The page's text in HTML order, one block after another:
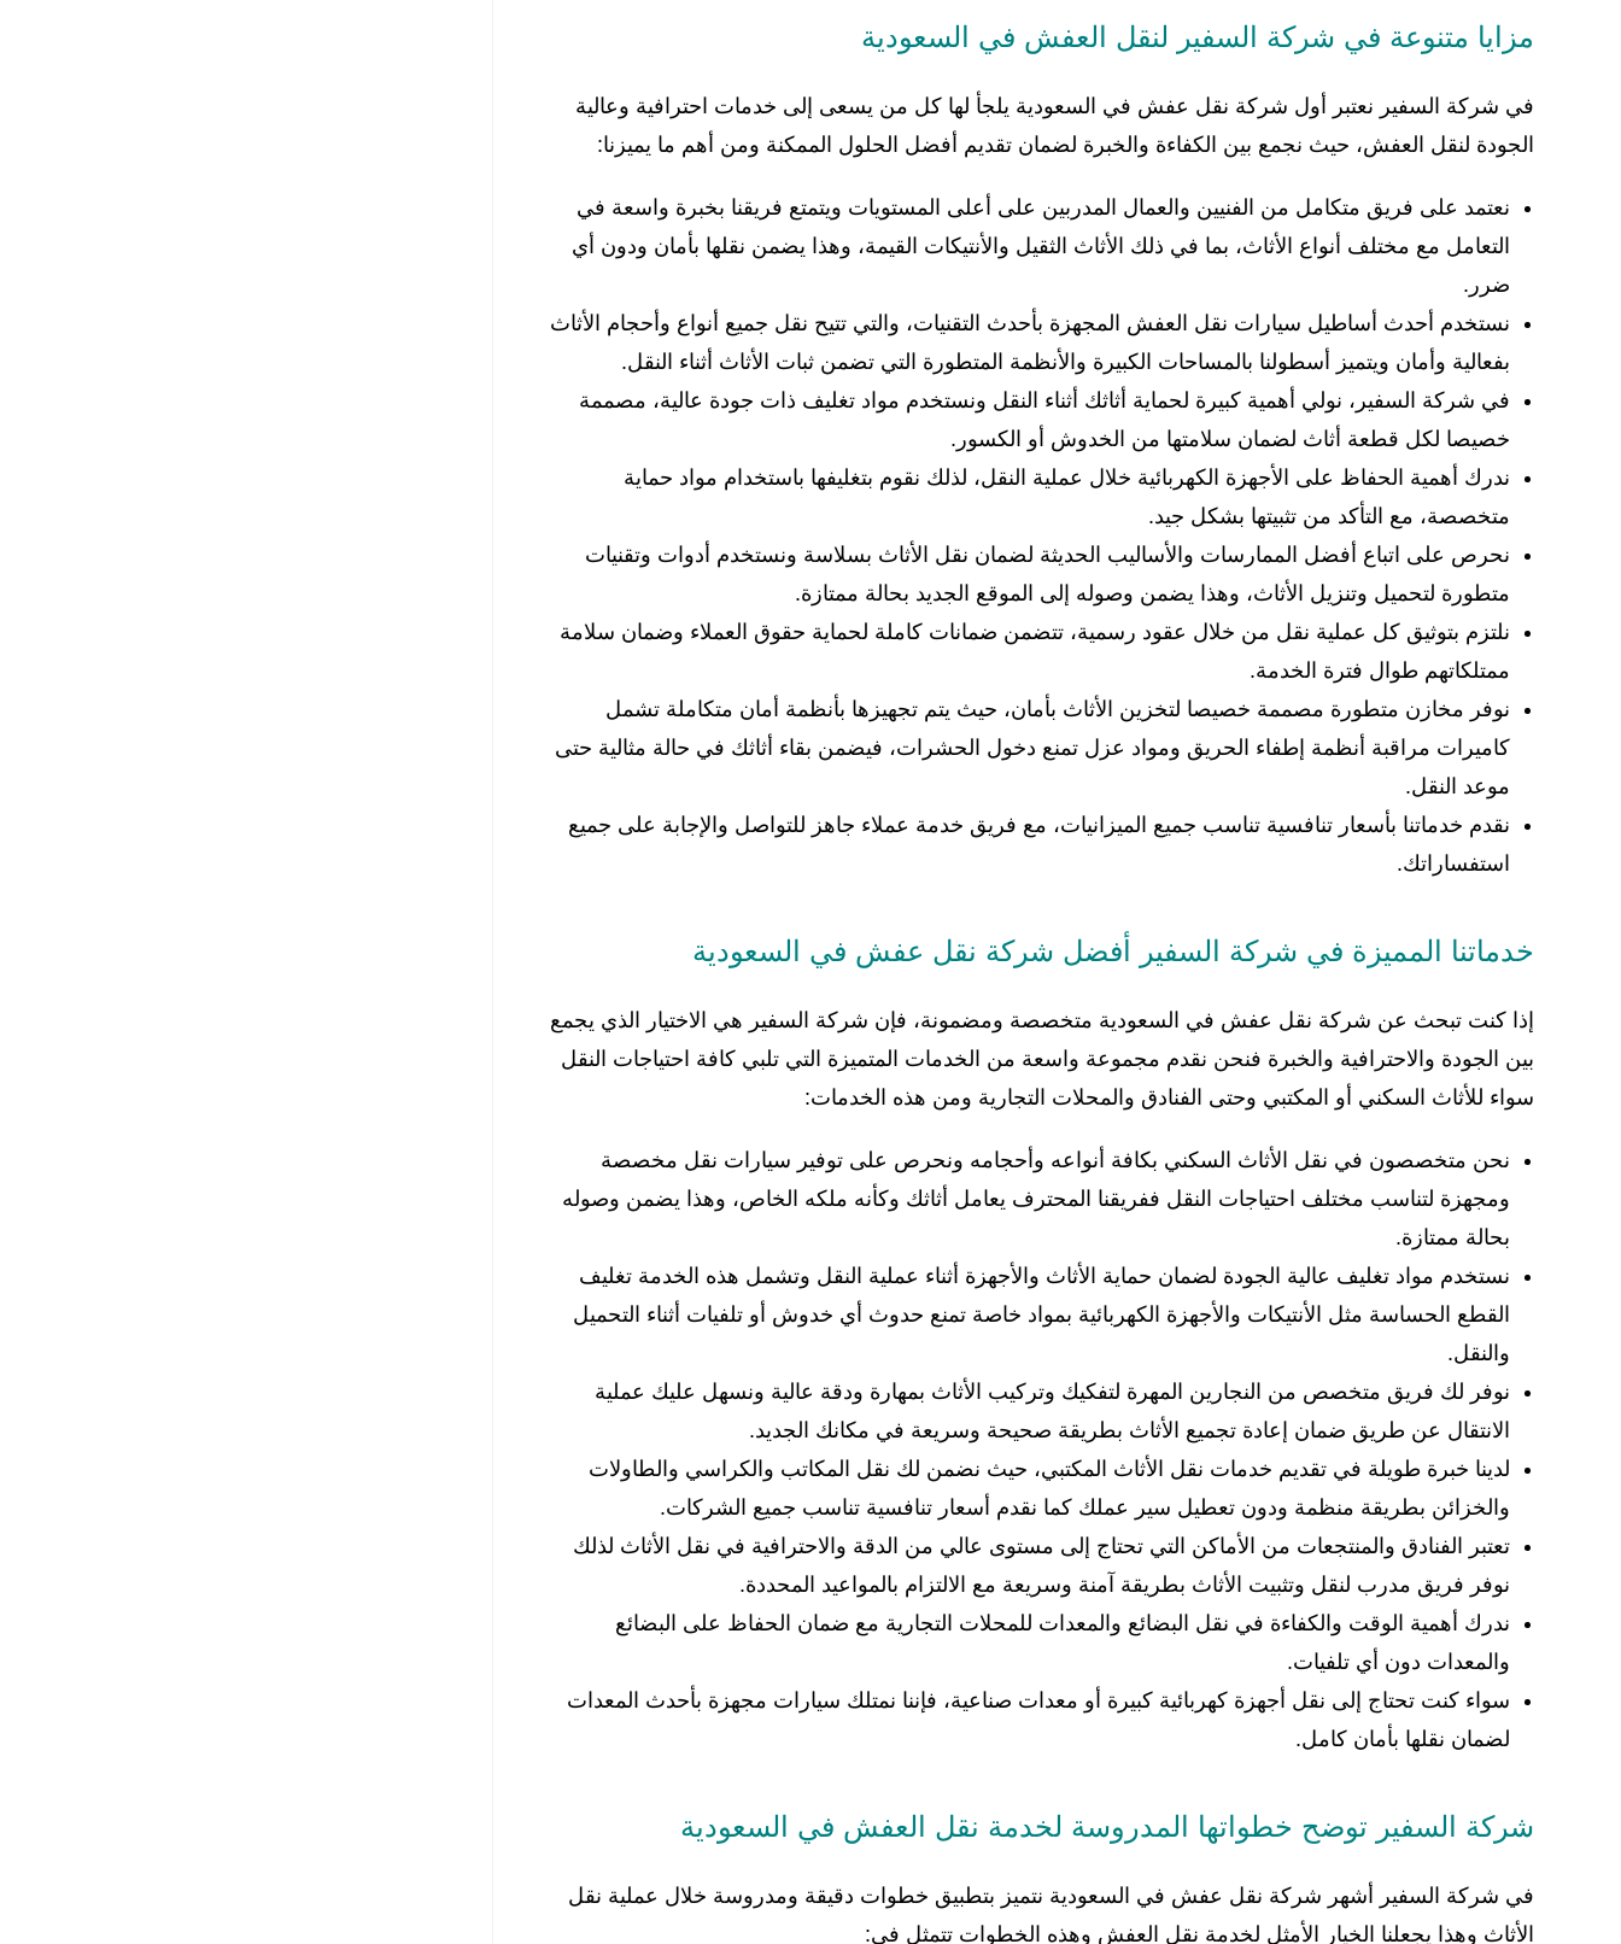
مزايا متنوعة في شركة السفير لنقل العفش في السعودية
في شركة السفير نعتبر أول شركة نقل عفش في السعودية يلجأ لها كل من يسعى إلى خدمات احترافية وعالية
الجودة لنقل العفش، حيث نجمع بين الكفاءة والخبرة لضمان تقديم أفضل الحلول الممكنة ومن أهم ما يميزنا:
نعتمد على فريق متكامل من الفنيين والعمال المدربين على أعلى المستويات ويتمتع فريقنا بخبرة واسعة في
التعامل مع مختلف أنواع الأثاث، بما في ذلك الأثاث الثقيل والأنتيكات القيمة، وهذا يضمن نقلها بأمان ودون أي
ضرر.
نستخدم أحدث أساطيل سيارات نقل العفش المجهزة بأحدث التقنيات، والتي تتيح نقل جميع أنواع وأحجام الأثاث
بفعالية وأمان ويتميز أسطولنا بالمساحات الكبيرة والأنظمة المتطورة التي تضمن ثبات الأثاث أثناء النقل.
في شركة السفير، نولي أهمية كبيرة لحماية أثاثك أثناء النقل ونستخدم مواد تغليف ذات جودة عالية، مصممة
خصيصا لكل قطعة أثاث لضمان سلامتها من الخدوش أو الكسور.
ندرك أهمية الحفاظ على الأجهزة الكهربائية خلال عملية النقل، لذلك نقوم بتغليفها باستخدام مواد حماية
متخصصة، مع التأكد من تثبيتها بشكل جيد.
نحرص على اتباع أفضل الممارسات والأساليب الحديثة لضمان نقل الأثاث بسلاسة ونستخدم أدوات وتقنيات
متطورة لتحميل وتنزيل الأثاث، وهذا يضمن وصوله إلى الموقع الجديد بحالة ممتازة.
نلتزم بتوثيق كل عملية نقل من خلال عقود رسمية، تتضمن ضمانات كاملة لحماية حقوق العملاء وضمان سلامة
ممتلكاتهم طوال فترة الخدمة.
نوفر مخازن متطورة مصممة خصيصا لتخزين الأثاث بأمان، حيث يتم تجهيزها بأنظمة أمان متكاملة تشمل
كاميرات مراقبة أنظمة إطفاء الحريق ومواد عزل تمنع دخول الحشرات، فيضمن بقاء أثاثك في حالة مثالية حتى
موعد النقل.
نقدم خدماتنا بأسعار تنافسية تناسب جميع الميزانيات، مع فريق خدمة عملاء جاهز للتواصل والإجابة على جميع
استفساراتك.
خدماتنا المميزة في شركة السفير أفضل شركة نقل عفش في السعودية
إذا كنت تبحث عن شركة نقل عفش في السعودية متخصصة ومضمونة، فإن شركة السفير هي الاختيار الذي يجمع
بين الجودة والاحترافية والخبرة فنحن نقدم مجموعة واسعة من الخدمات المتميزة التي تلبي كافة احتياجات النقل
سواء للأثاث السكني أو المكتبي وحتى الفنادق والمحلات التجارية ومن هذه الخدمات:
نحن متخصصون في نقل الأثاث السكني بكافة أنواعه وأحجامه ونحرص على توفير سيارات نقل مخصصة
ومجهزة لتناسب مختلف احتياجات النقل ففريقنا المحترف يعامل أثاثك وكأنه ملكه الخاص، وهذا يضمن وصوله
بحالة ممتازة.
نستخدم مواد تغليف عالية الجودة لضمان حماية الأثاث والأجهزة أثناء عملية النقل وتشمل هذه الخدمة تغليف
القطع الحساسة مثل الأنتيكات والأجهزة الكهربائية بمواد خاصة تمنع حدوث أي خدوش أو تلفيات أثناء التحميل
والنقل.
نوفر لك فريق متخصص من النجارين المهرة لتفكيك وتركيب الأثاث بمهارة ودقة عالية ونسهل عليك عملية
الانتقال عن طريق ضمان إعادة تجميع الأثاث بطريقة صحيحة وسريعة في مكانك الجديد.
لدينا خبرة طويلة في تقديم خدمات نقل الأثاث المكتبي، حيث نضمن لك نقل المكاتب والكراسي والطاولات
والخزائن بطريقة منظمة ودون تعطيل سير عملك كما نقدم أسعار تنافسية تناسب جميع الشركات.
تعتبر الفنادق والمنتجعات من الأماكن التي تحتاج إلى مستوى عالي من الدقة والاحترافية في نقل الأثاث لذلك
نوفر فريق مدرب لنقل وتثبيت الأثاث بطريقة آمنة وسريعة مع الالتزام بالمواعيد المحددة.
ندرك أهمية الوقت والكفاءة في نقل البضائع والمعدات للمحلات التجارية مع ضمان الحفاظ على البضائع
والمعدات دون أي تلفيات.
سواء كنت تحتاج إلى نقل أجهزة كهربائية كبيرة أو معدات صناعية، فإننا نمتلك سيارات مجهزة بأحدث المعدات
لضمان نقلها بأمان كامل.
شركة السفير توضح خطواتها المدروسة لخدمة نقل العفش في السعودية
في شركة السفير أشهر شركة نقل عفش في السعودية نتميز بتطبيق خطوات دقيقة ومدروسة خلال عملية نقل
الأثاث وهذا يجعلنا الخيار الأمثل لخدمة نقل العفش وهذه الخطوات تتمثل في: